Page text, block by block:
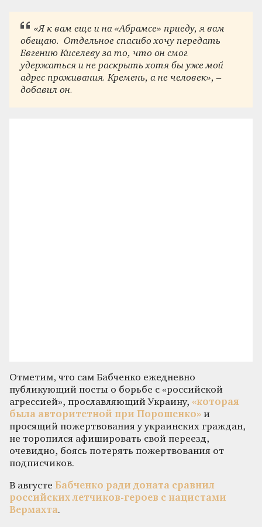
«Я к вам еще и на «Абрамсе» приеду, я вам
обещаю. Отдельное спасибо хочу передать
Евгению Киселеву за то, что он смог
удержаться и не раскрыть хотя бы уже мой
адрес проживания. Кремень, а не человек», –
добавил он.
Отметим, что сам Бабченко ежедневно
публикующий посты о борьбе с «российской
агрессией», прославляющий Украину, «которая
была авторитетной при Порошенко» и
просящий пожертвования у украинских граждан,
не торопился афишировать свой переезд,
очевидно, боясь потерять пожертвования от
подписчиков.
В августе Бабченко ради доната сравнил
российских летчиков-героев с нацистами
Вермахта.